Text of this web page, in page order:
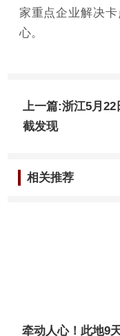
家重点企业解决
心。
上一篇:浙江5月
截发现
相关推荐
牵动人心！此地9